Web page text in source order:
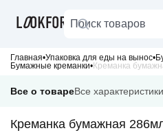
Главная Упаковка для еды на вынос
Бумажные креманки
Все о товареВсе характеристики
Креманка бумажная